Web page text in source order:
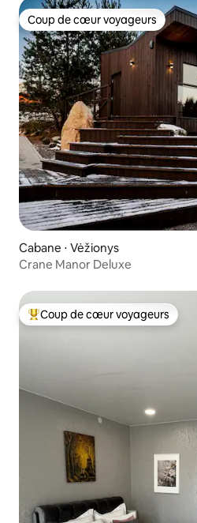
Coup de cœur voyageurs
Coup de cœur voyageurs
Cabane ⋅ Vėžionys
Crane Manor Deluxe
Coups de cœur voyageurs les
Coup de cœur voyageurs